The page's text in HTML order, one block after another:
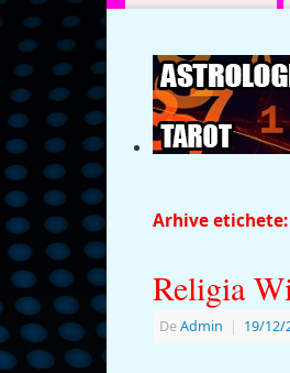
Arhive etichete:
Religia
DeAdmin | 19/12/